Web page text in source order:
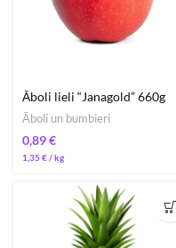
Āboli lieli “Janagold” 660g
Āboli un bumbieri
€
1,35€/